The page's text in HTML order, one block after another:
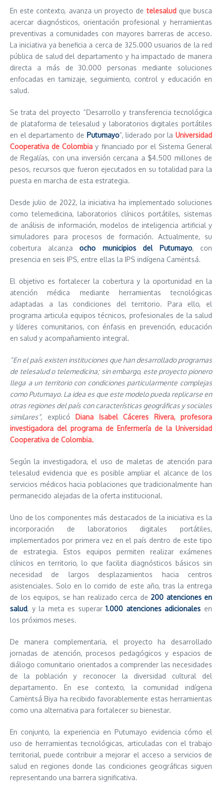
En este contexto, avanza un proyecto detelesalud que busca
acercar diagnósticos, orientación profesional y herramientas
preventivas a comunidades con mayores barreras de acceso.
La iniciativa ya beneficia a cerca de 325.000 usuarios de la red
pública de salud del departamento y ha impactado de manera
directa a más de 30.000 personas mediante soluciones
enfocadas en tamizaje, seguimiento, control y educación en
salud.
Se trata del proyecto “Desarrollo y transferencia tecnológica
de plataforma de telesalud y laboratorios digitales portátiles
en el departamento de Putumayo”, liderado por la Universidad
Cooperativa de Colombia y financiado por el Sistema General
de Regalías, con una inversión cercana a $4.500 millones de
pesos, recursos que fueron ejecutados en su totalidad para la
puesta en marcha de esta estrategia.
Desde julio de 2022, la iniciativa ha implementado soluciones
como telemedicina, laboratorios clínicos portátiles, sistemas
de análisis de información, modelos de inteligencia artificial y
simuladores para procesos de formación. Actualmente, su
cobertura alcanza ocho municipios del Putumayo, con
presencia en seis IPS, entre ellas la IPS indígena Camëntsá.
El objetivo es fortalecer la cobertura y la oportunidad en la
atención médica mediante herramientas tecnológicas
adaptadas a las condiciones del territorio. Para ello, el
programa articula equipos técnicos, profesionales de la salud
y líderes comunitarios, con énfasis en prevención, educación
en salud y acompañamiento integral.
“En el país existen instituciones que han desarrollado programas
de telesalud o telemedicina; sin embargo, este proyecto pionero
llega a un territorio con condiciones particularmente complejas
como Putumayo. La idea es que este modelo pueda replicarse en
otras regiones del país con características geográficas y sociales
similares”, explicó
Diana Isabel Cáceres Rivera, profesora
investigadora del programa de Enfermería de la Universidad
Cooperativa de Colombia.
Según la investigadora, el uso de maletas de atención para
telesalud evidencia que es posible ampliar el alcance de los
servicios médicos hacia poblaciones que tradicionalmente han
permanecido alejadas de la oferta institucional.
Uno de los componentes más destacados de la iniciativa es la
incorporación de laboratorios digitales portátiles,
implementados por primera vez en el país dentro de este tipo
de estrategia. Estos equipos permiten realizar exámenes
clínicos en territorio, lo que facilita diagnósticos básicos sin
necesidad de largos desplazamientos hacia centros
asistenciales. Solo en lo corrido de este año, tras la entrega
de los equipos, se han realizado cerca de 200 atenciones en
salud, y la meta es superar 1.000 atenciones adicionales en
los próximos meses.
De manera complementaria, el proyecto ha desarrollado
jornadas de atención, procesos pedagógicos y espacios de
diálogo comunitario orientados a comprender las necesidades
de la población y reconocer la diversidad cultural del
departamento. En ese contexto, la comunidad indígena
Camëntsá Biya ha recibido favorablemente estas herramientas
como una alternativa para fortalecer su bienestar.
En conjunto, la experiencia en Putumayo evidencia cómo el
uso de herramientas tecnológicas, articuladas con el trabajo
territorial, puede contribuir a mejorar el acceso a servicios de
salud en regiones donde las condiciones geográficas siguen
representando una barrera significativa.